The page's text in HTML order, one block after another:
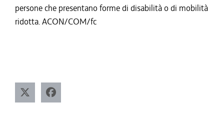
persone che presentano forme di disabilità o di mobilità
ridotta. ACON/COM/fc